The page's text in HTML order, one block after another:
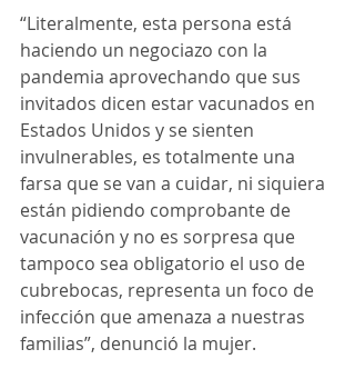
“Literalmente, esta persona está
haciendo un negociazo con la
pandemia aprovechando que sus
invitados dicen estar vacunados en
Estados Unidos y se sienten
invulnerables, es totalmente una
farsa que se van a cuidar, ni siquiera
están pidiendo comprobante de
vacunación y no es sorpresa que
tampoco sea obligatorio el uso de
cubrebocas, representa un foco de
infección que amenaza a nuestras
familias”, denunció la mujer.